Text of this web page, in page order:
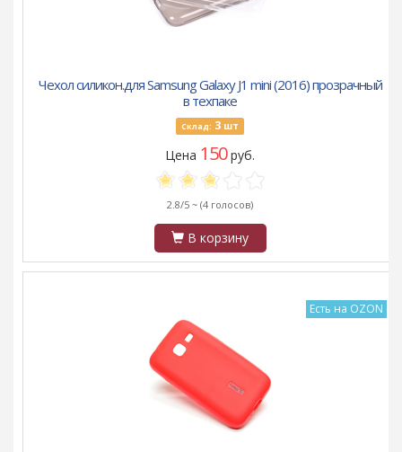
Чехол силикон.для Samsung Galaxy J1 mini (2016) прозрачный
в техпаке
Склад: 3 шт
Цена 150руб.
2.8/5 ~ (4 голосов)
В корзину
Есть на OZON